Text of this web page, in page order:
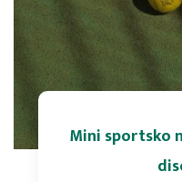
Mini sportsko